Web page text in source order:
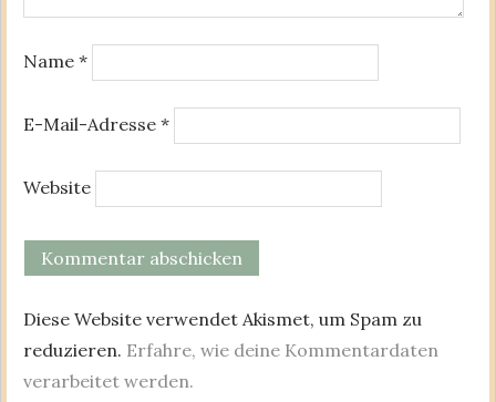
Name *
E-Mail-Adresse *
Website
Diese Website verwendet Akismet, um Spam zu
reduzieren. Erfahre, wie deine Kommentardaten
verarbeitet werden.